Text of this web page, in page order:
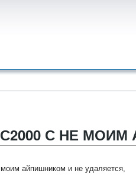
С НЕ
айпишником и не удаляется,